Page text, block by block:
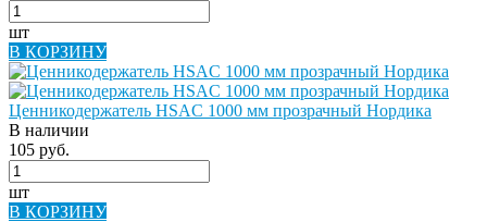
шт
В КОРЗИНУ
Ценникодержатель HSAC 1000 мм прозрачный Нордика
В наличии
105 руб.
шт
В КОРЗИНУ